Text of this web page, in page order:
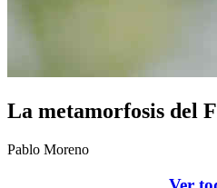
La metamorfosis del
Pablo Moreno